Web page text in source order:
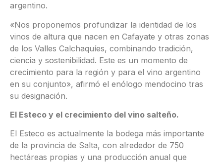
argentino.
«Nos proponemos profundizar la identidad de los
vinos de altura que nacen en Cafayate y otras zonas
de los Valles Calchaquíes, combinando tradición,
ciencia y sostenibilidad. Este es un momento de
crecimiento para la región y para el vino argentino
en su conjunto», afirmó el enólogo mendocino tras
su designación.
El Esteco y el crecimiento del vino salteño.
El Esteco es actualmente la bodega más importante
de la provincia de Salta, con alrededor de 750
hectáreas propias y una producción anual que